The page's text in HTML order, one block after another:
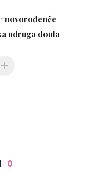
#novorođenče
udruga doula
0